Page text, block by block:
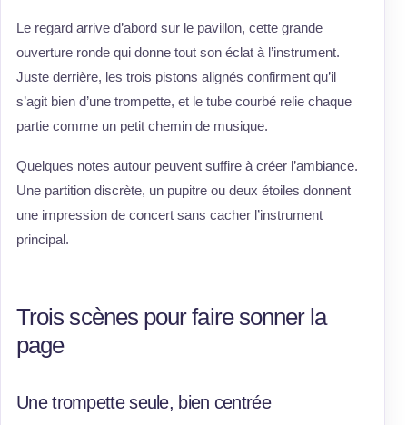
Le regard arrive d’abord sur le pavillon, cette grande
ouverture ronde qui donne tout son éclat à l’instrument.
Juste derrière, les trois pistons alignés confirment qu’il
s’agit bien d’une trompette, et le tube courbé relie chaque
partie comme un petit chemin de musique.
Quelques notes autour peuvent suffire à créer l’ambiance.
Une partition discrète, un pupitre ou deux étoiles donnent
une impression de concert sans cacher l’instrument
principal.
Trois scènes pour faire sonner la
page
Une trompette seule, bien centrée